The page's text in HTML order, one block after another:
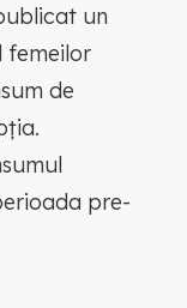
un
femeilor
de
pre-